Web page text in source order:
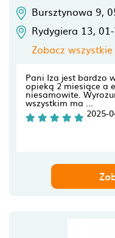
Bursztynowa 9,
Rydygiera 13,
Zobacz
Pani Iza jest bardzo
opieką 2 miesiące a
niesamowite.
wszystkim ma ...
2025-